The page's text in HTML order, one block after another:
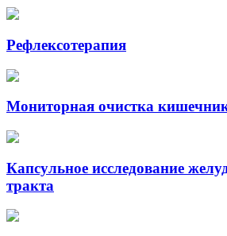
Рефлексотерапия
Мониторная очистка
Капсульное исследование
тракта